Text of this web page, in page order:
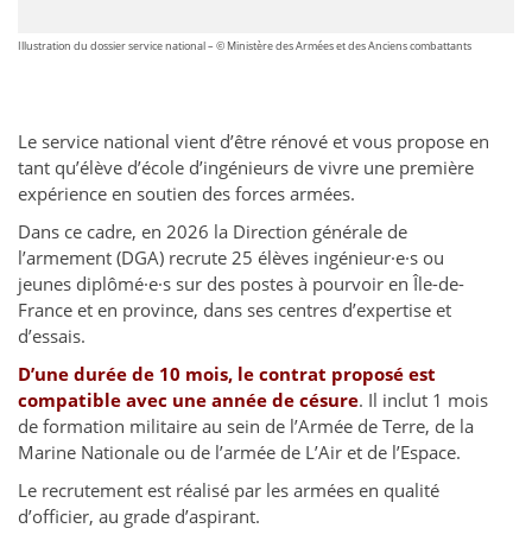
Illustration du dossier service national – © Ministère des Armées et des Anciens combattants
Le service national vient d’être rénové et vous propose en
tant qu’élève d’école d’ingénieurs de vivre une première
expérience en soutien des forces armées.
Dans ce cadre, en 2026 la Direction générale de
l’armement (DGA) recrute 25 élèves ingénieur·e·s ou
jeunes diplômé·e·s sur des postes à pourvoir en Île-de-
France et en province, dans ses centres d’expertise et
d’essais.
D’une durée de 10 mois, le contrat proposé est
compatible avec une année de césure. Il inclut 1 mois
de formation militaire au sein de l’Armée de Terre, de la
Marine Nationale ou de l’armée de L’Air et de l’Espace.
Le recrutement est réalisé par les armées en qualité
d’officier, au grade d’aspirant.